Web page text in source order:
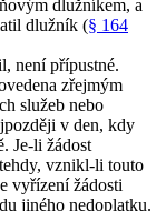
dlužníkem, a
dlužník (§ 164
není přípustné.
zřejmým
služeb nebo
v den, kdy
Je-li žádost
vznikl-li touto
vyřízení žádosti
jiného nedoplatku.